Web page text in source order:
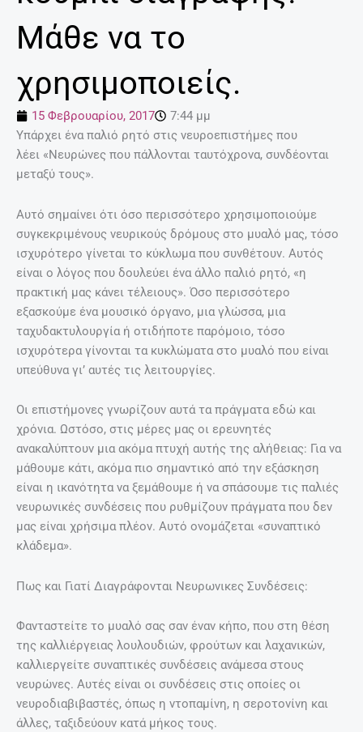
Μάθε να το
χρησιμοποιείς.
15 Φεβρουαρίου, 2017
7:44 μμ
Υπάρχει ένα παλιό ρητό στις νευροεπιστήμες που
λέει «Νευρώνες που πάλλονται ταυτόχρονα, συνδέονται
μεταξύ τους».
Αυτό σημαίνει ότι όσο περισσότερο χρησιμοποιούμε
συγκεκριμένους νευρικούς δρόμους στο μυαλό μας, τόσο
ισχυρότερο γίνεται το κύκλωμα που συνθέτουν. Αυτός
είναι ο λόγος που δουλεύει ένα άλλο παλιό ρητό, «η
πρακτική μας κάνει τέλειους». Όσο περισσότερο
εξασκούμε ένα μουσικό όργανο, μια γλώσσα, μια
ταχυδακτυλουργία ή οτιδήποτε παρόμοιο, τόσο
ισχυρότερα γίνονται τα κυκλώματα στο μυαλό που είναι
υπεύθυνα γι’ αυτές τις λειτουργίες.
Οι επιστήμονες γνωρίζουν αυτά τα πράγματα εδώ και
χρόνια. Ωστόσο, στις μέρες μας οι ερευνητές
ανακαλύπτουν μια ακόμα πτυχή αυτής της αλήθειας: Για να
μάθουμε κάτι, ακόμα πιο σημαντικό από την εξάσκηση
είναι η ικανότητα να ξεμάθουμε ή να σπάσουμε τις παλιές
νευρωνικές συνδέσεις που ρυθμίζουν πράγματα που δεν
μας είναι χρήσιμα πλέον. Αυτό ονομάζεται «συναπτικό
κλάδεμα».
Πως και Γιατί Διαγράφονται Νευρωνικες Συνδέσεις:
Φανταστείτε το μυαλό σας σαν έναν κήπο, που στη θέση
της καλλιέργειας λουλουδιών, φρούτων και λαχανικών,
καλλιεργείτε συναπτικές συνδέσεις ανάμεσα στους
νευρώνες. Αυτές είναι οι συνδέσεις στις οποίες οι
νευροδιαβιβαστές, όπως η ντοπαμίνη, η σεροτονίνη και
άλλες, ταξιδεύουν κατά μήκος τους.